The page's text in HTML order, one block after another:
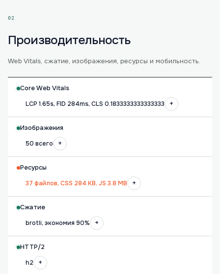
02
Производительность
Web Vitals, сжатие, изображения, ресурсы и мобильность.
Core Web Vitals
LCP 1.65s, FID 284ms, CLS 0.1833333333333333
+
Изображения
50 всего
+
Ресурсы
37 файлов, CSS 284 KB, JS 3.8 MB
+
Сжатие
brotli, экономия 90%
+
HTTP/2
h2
+